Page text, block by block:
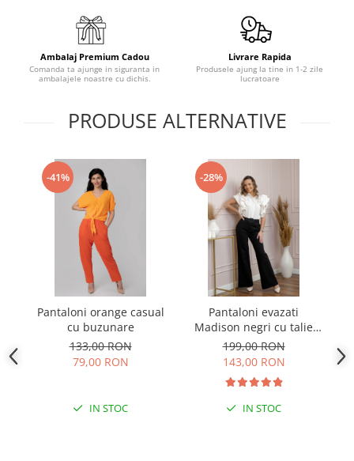
Ambalaj Premium Cadou
Comanda ta ajunge in siguranta in
ambalajele noastre cu dichis.
Livrare Rapida
Produsele ajung la tine in 1-2 zile
lucratoare
PRODUSE ALTERNATIVE
-41%
Pantaloni orange casual
cu buzunare
133,00 RON
79,00 RON
IN STOC
-28%
Pantaloni evazati
Madison negri cu talie
inalta
199,00 RON
143,00 RON
IN STOC